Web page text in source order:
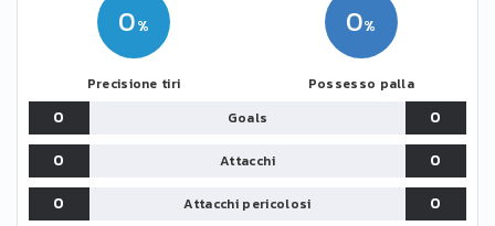
0
Precisione tiri
0
Possesso palla
0 Goals
0
0
Attacchi
0
0
Attacchi pericolosi
0